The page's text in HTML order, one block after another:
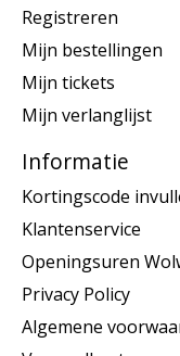
Registreren
Mijn bestellingen
Mijn tickets
Mijn verlanglijst
Informatie
Kortingscode
Klantenservice
Openingsuren
Privacy Policy
Algemene